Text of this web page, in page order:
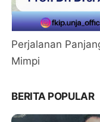
Perjalanan
Mimpi
BERITA POPULAR